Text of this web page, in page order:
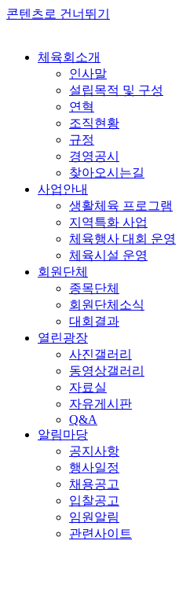
콘텐츠로 건너뛰기
체육회소개
인사말
설립목적 및 구성
연혁
조직현황
규정
경영공시
찾아오시는길
사업안내
생활체육 프로그램
지역특화 사업
체육행사 대회 운영
체육시설 운영
회원단체
종목단체
회원단체소식
대회결과
열린광장
사진갤러리
동영상갤러리
자료실
자유게시판
Q&A
알림마당
공지사항
행사일정
채용공고
입찰공고
임원알림
관련사이트